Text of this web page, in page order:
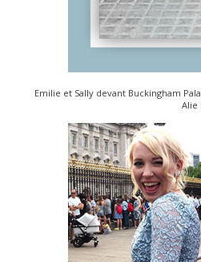
Emilie et Sally devant Buckingham
Alie